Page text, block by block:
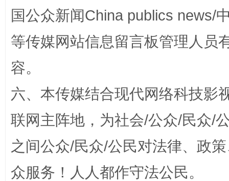
如何以同查同治破解风腐交织难题 养老服
国公众新闻China publics news/
等传媒网站信息留言板管理人员
容。
六、本传媒结合现代网络科技影
联网主阵地，为社会/公众/民众/
之间公众/民众/公民对法律、政
众服务！人人都作守法公民。